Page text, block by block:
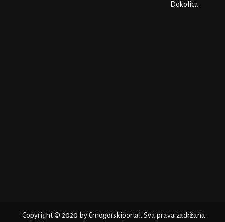
Dokolica
Copyright © 2020 by Crnogorskiportal. Sva prava zadržana.